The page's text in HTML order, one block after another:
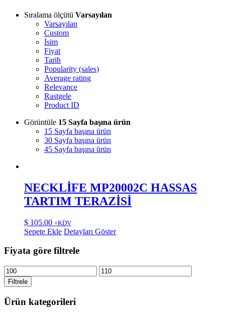
Sıralama ölçütü Varsayılan
Varsayılan
Custom
İsim
Fiyat
Tarih
Popularity (sales)
Average rating
Relevance
Rastgele
Product ID
Görüntüle 15 Sayfa başına ürün
15 Sayfa başına ürün
30 Sayfa başına ürün
45 Sayfa başına ürün
NECKLİFE MP20002C HASSAS
TARTIM TERAZİSİ
$ 105.00 +KDV
Sepete Ekle Detayları Göster
Fiyata göre filtrele
En
düşük
fiyat
En
yüksek
Filtrele
Ürün kategorileri